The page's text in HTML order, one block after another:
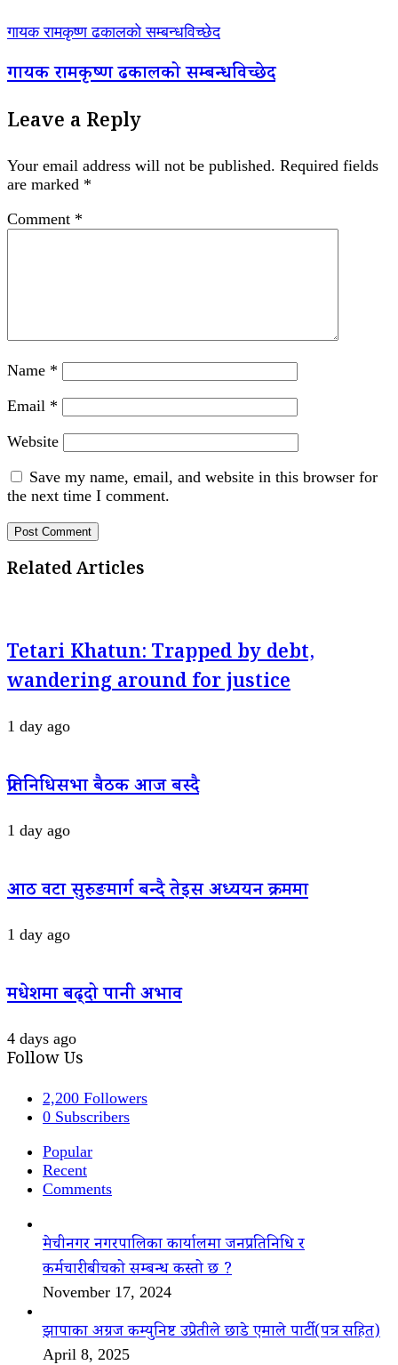
गायक रामकृष्ण ढकालको सम्बन्धविच्छेद
गायक रामकृष्ण ढकालको सम्बन्धविच्छेद
Leave a Reply
Your email address will not be published. Required fields
are marked *
Comment *
Name *
Email *
Website
Save my name, email, and website in this browser for
the next time I comment.
Related Articles
Tetari Khatun: Trapped by debt,
wandering around for justice
1 day ago
प्रतिनिधिसभा बैठक आज बस्दै
1 day ago
आठ वटा सुरुङमार्ग बन्दै तेइस अध्ययन क्रममा
1 day ago
मधेशमा बढ्दो पानी अभाव
4 days ago
Follow Us
2,200 Followers
0 Subscribers
Popular
Recent
Comments
मेचीनगर नगरपालिका कार्यालमा जनप्रतिनिधि र
कर्मचारीबीचको सम्बन्ध कस्तो छ ?
November 17, 2024
झापाका अग्रज कम्युनिष्ट उप्रेतीले छाडे एमाले पार्टी(पत्र सहित)
April 8, 2025